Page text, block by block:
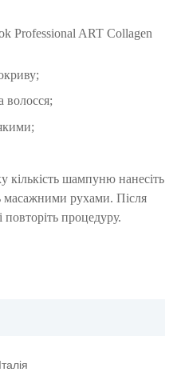
Professional ART Collagen
волосся;
кількість шампуню нанесіть
масажними рухами. Після
процедуру.
Італія